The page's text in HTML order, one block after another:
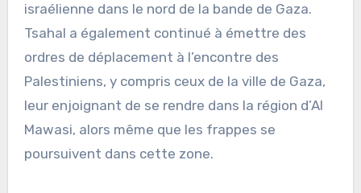
israélienne dans le nord de la bande de Gaza.
Tsahal a également continué à émettre des
ordres de déplacement à l’encontre des
Palestiniens, y compris ceux de la ville de Gaza,
leur enjoignant de se rendre dans la région d’Al
Mawasi, alors même que les frappes se
poursuivent dans cette zone.